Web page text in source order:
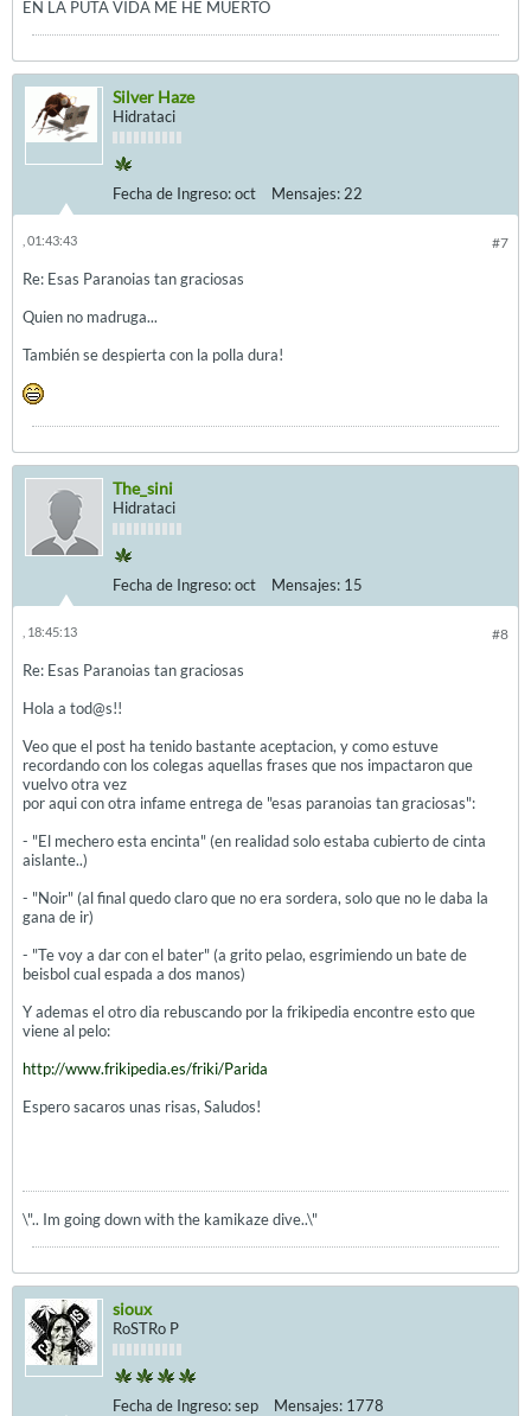
EN LA PUTA VIDA ME HE MUERTO
Silver Haze
Hidrataci
Fecha de Ingreso:oct Mensajes: 22
#7
, 01:43:43
Re: Esas Paranoias tan graciosas
Quien no madruga...
También se despierta con la polla dura!
The_sini
Hidrataci
Fecha de Ingreso:oct Mensajes: 15
#8
, 18:45:13
Re: Esas Paranoias tan graciosas
Hola a tod@s!!
Veo que el post ha tenido bastante aceptacion, y como estuve
recordando con los colegas aquellas frases que nos impactaron que
vuelvo otra vez
por aqui con otra infame entrega de "esas paranoias tan graciosas":
- "El mechero esta encinta" (en realidad solo estaba cubierto de cinta
aislante..)
- "Noir" (al final quedo claro que no era sordera, solo que no le daba la
gana de ir)
- "Te voy a dar con el bater" (a grito pelao, esgrimiendo un bate de
beisbol cual espada a dos manos)
Y ademas el otro dia rebuscando por la frikipedia encontre esto que
viene al pelo:
http://www.frikipedia.es/friki/Parida
Espero sacaros unas risas, Saludos!
\".. Im going down with the kamikaze dive..\"
sioux
RoSTRo P
Fecha de Ingreso:sep Mensajes: 1778